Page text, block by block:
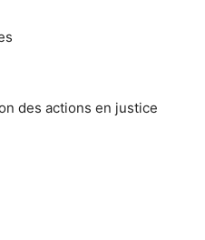
des actions en justice